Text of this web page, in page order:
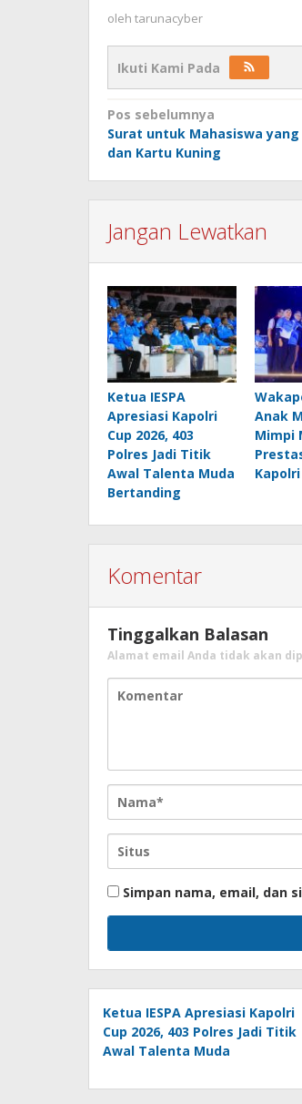
oleh tarunacyber
Ikuti Kami Pada
Navigasi
pos
Pos sebelumnya
Surat untuk Mahasiswa
dan Kartu Kuning
Jangan Lewatkan
Ketua IESPA
Apresiasi Kapolri
Cup 2026, 403
Polres Jadi Titik
Awal Talenta Muda
Bertanding
Anak
Mimpi
Kapolri
Komentar
Tinggalkan Balasan
Alamat email Anda tidak akan
Simpan nama, email, dan
Ketua IESPA Apresiasi Kapolri
Cup 2026, 403 Polres Jadi Titik
Awal Talenta Muda